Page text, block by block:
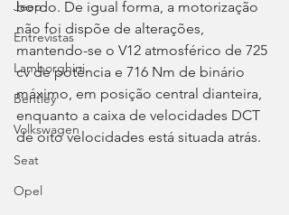
Jeep
Entrevistas
Lamborghini
Bentley
Volkswagen
Seat
Opel
bordo. De igual forma, a motorização
não foi dispõe de alterações,
mantendo-se o V12 atmosférico de 725
cv de potência e 716 Nm de binário
máximo, em posição central dianteira,
enquanto a caixa de velocidades DCT
de oito velocidades está situada atrás.